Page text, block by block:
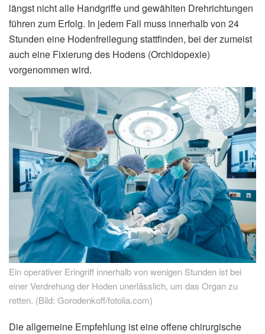
längst nicht alle Handgriffe und gewählten Drehrichtungen
führen zum Erfolg. In jedem Fall muss innerhalb von 24
Stunden eine Hodenfreilegung stattfinden, bei der zumeist
auch eine Fixierung des Hodens (Orchidopexie)
vorgenommen wird.
Ein operativer Eringriff innerhalb von wenigen Stunden ist bei
einer Verdrehung der Hoden unerlässlich, um das Organ zu
retten. (Bild: Gorodenkoff/fotolia.com)
Die allgemeine Empfehlung ist eine offene chirurgische